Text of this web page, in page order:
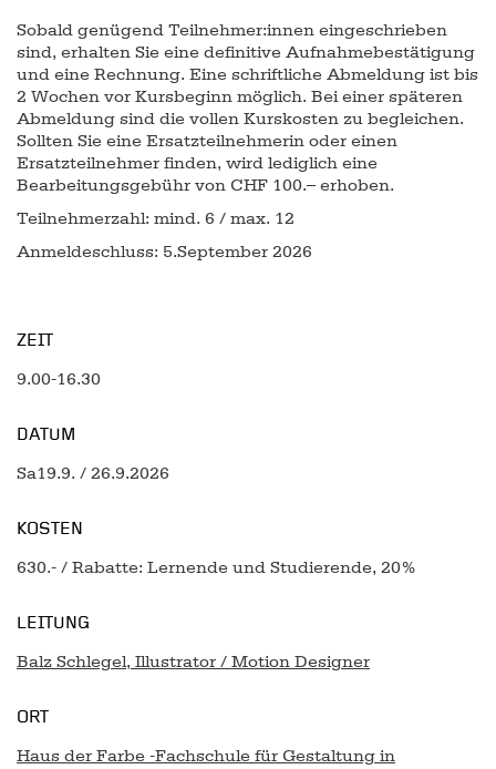
Sobald genügend Teilnehmer:innen eingeschrieben
sind, erhalten Sie eine definitive Aufnahmebestätigung
und eine Rechnung. Eine schriftliche Abmeldung ist bis
2 Wochen vor Kursbeginn möglich. Bei einer späteren
Abmeldung sind die vollen Kurskosten zu begleichen.
Sollten Sie eine Ersatzteilnehmerin oder einen
Ersatzteilnehmer finden, wird lediglich eine
Bearbeitungsgebühr von CHF 100.– erhoben.
Teilnehmerzahl: mind. 6 / max. 12
Anmeldeschluss: 5.September 2026
ZEIT
9.00-16.30
DATUM
Sa19.9. / 26.9.2026
KOSTEN
630.- / Rabatte: Lernende und Studierende, 20%
LEITUNG
Balz Schlegel, Illustrator / Motion Designer
ORT
Haus der Farbe -Fachschule für Gestaltung in